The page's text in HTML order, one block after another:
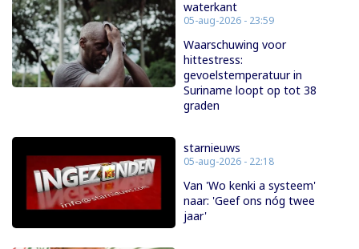
waterkant
05-aug-2026 - 23:59
Waarschuwing voor
hittestress:
gevoelstemperatuur in
Suriname loopt op tot 38
graden
starnieuws
05-aug-2026 - 22:18
Van 'Wo kenki a systeem'
naar: 'Geef ons nóg twee
jaar'